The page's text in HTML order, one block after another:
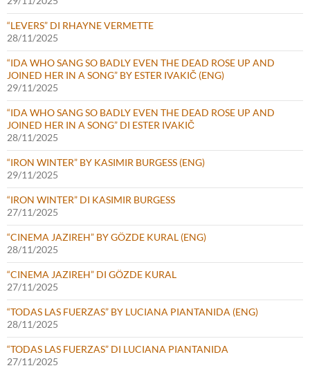
“LEVERS” DI RHAYNE VERMETTE
28/11/2025
“IDA WHO SANG SO BADLY EVEN THE DEAD ROSE UP AND
JOINED HER IN A SONG” BY ESTER IVAKIČ (ENG)
29/11/2025
“IDA WHO SANG SO BADLY EVEN THE DEAD ROSE UP AND
JOINED HER IN A SONG” DI ESTER IVAKIČ
28/11/2025
“IRON WINTER” BY KASIMIR BURGESS (ENG)
29/11/2025
“IRON WINTER” DI KASIMIR BURGESS
27/11/2025
“CINEMA JAZIREH” BY GÖZDE KURAL (ENG)
28/11/2025
“CINEMA JAZIREH” DI GÖZDE KURAL
27/11/2025
“TODAS LAS FUERZAS” BY LUCIANA PIANTANIDA (ENG)
28/11/2025
“TODAS LAS FUERZAS” DI LUCIANA PIANTANIDA
27/11/2025